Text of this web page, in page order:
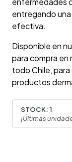
entregando
efectiva.
Disponible en
para compra en
todo Chile,
productos
STOCK: 1
¡Últimas